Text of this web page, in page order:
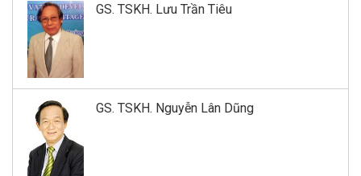
GS. TSKH. Lưu Trần Tiêu
GS. TSKH. Nguyễn Lân Dũng